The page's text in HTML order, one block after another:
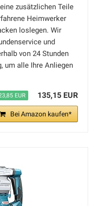
zusätzlichen Teile
Heimwerker
loslegen. Wir
und
von 24 Stunden
um alle Ihre Anliegen
EUR 135,15 EUR
Bei Amazon kaufen*